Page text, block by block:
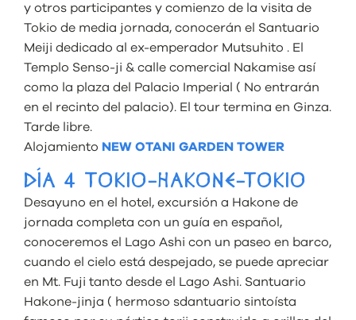
y otros participantes y comienzo de la visita de
Tokio de media jornada, conocerán el Santuario
Meiji dedicado al ex-emperador Mutsuhito . El
Templo Senso-ji & calle comercial Nakamise así
como la plaza del Palacio Imperial ( No entrarán
en el recinto del palacio). El tour termina en Ginza.
Tarde libre.
Alojamiento NEW OTANI GARDEN TOWER
DÍA 4 TOKIO-HAKONE-TOKIO
Desayuno en el hotel, excursión a Hakone de
jornada completa con un guía en español,
conoceremos el Lago Ashi con un paseo en barco,
cuando el cielo está despejado, se puede apreciar
en Mt. Fuji tanto desde el Lago Ashi. Santuario
Hakone-jinja ( hermoso sdantuario sintoísta